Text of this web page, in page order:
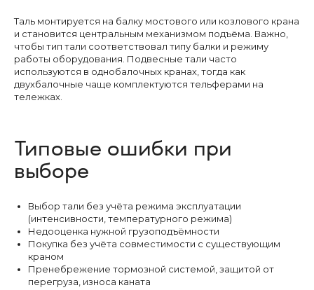
Таль монтируется на балку мостового или козлового крана
и становится центральным механизмом подъёма. Важно,
чтобы тип тали соответствовал типу балки и режиму
работы оборудования. Подвесные тали часто
используются в однобалочных кранах, тогда как
двухбалочные чаще комплектуются тельферами на
тележках.
Типовые ошибки при
выборе
Выбор тали без учёта режима эксплуатации
(интенсивности, температурного режима)
Недооценка нужной грузоподъёмности
Покупка без учёта совместимости с существующим
краном
Пренебрежение тормозной системой, защитой от
перегруза, износа каната
Оставьте заявку на расчет консольного
Подберём кран
под вашу задачу